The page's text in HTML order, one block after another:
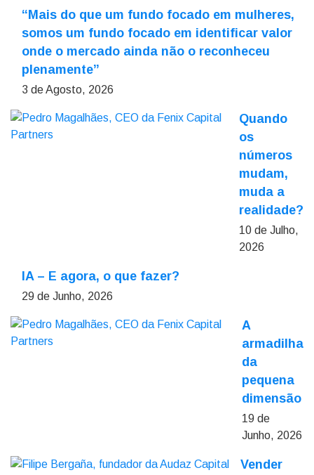
“Mais do que um fundo focado em mulheres,
somos um fundo focado em identificar valor
onde o mercado ainda não o reconheceu
plenamente”
3 de Agosto, 2026
Quando
os
números
mudam,
muda a
realidade?
10 de Julho,
2026
IA – E agora, o que fazer?
29 de Junho, 2026
A
armadilha
da
pequena
dimensão
19 de
Junho, 2026
Vender